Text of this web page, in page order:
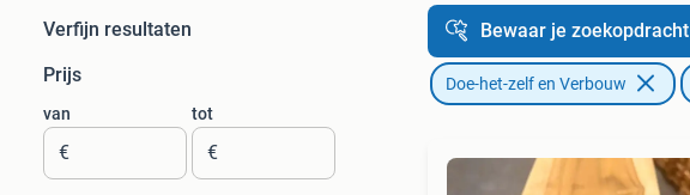
Verfijn resultaten
Prijs
van
€
tot
€
Bewaar je zoekopdracht
Doe-het-zelf en Verbouw